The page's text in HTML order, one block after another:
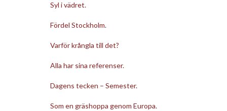
Syl i vädret.
Fördel Stockholm.
Varför krångla till det?
Alla har sina referenser.
Dagens tecken – Semester.
Som en gräshoppa genom Europa.